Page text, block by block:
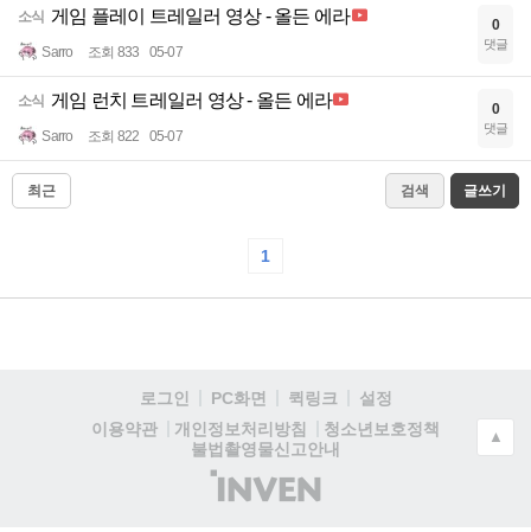
소식 게임 플레이 트레일러 영상 - 올든 에라
Sarro 조회 833 05-07
0
댓글
소식 게임 런치 트레일러 영상 - 올든 에라
Sarro 조회 822 05-07
0
댓글
최근 검색 글쓰기
1
로그인 PC화면 퀵링크
설정
이용약관
개인정보처리방침
청소년보호정책
불법촬영물신고안내
(주)
인
▲